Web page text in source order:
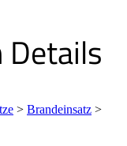
> Brandeinsatz >